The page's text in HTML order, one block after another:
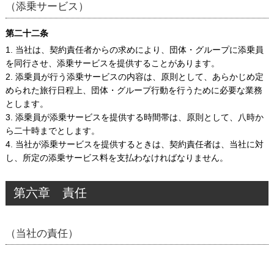
（添乗サービス）
第二十二条
1. 当社は、契約責任者からの求めにより、団体・グループに添乗員
を同行させ、添乗サービスを提供することがあります。
2. 添乗員が行う添乗サービスの内容は、原則として、あらかじめ定
められた旅行日程上、団体・グループ行動を行うために必要な業務
とします。
3. 添乗員が添乗サービスを提供する時間帯は、原則として、八時か
ら二十時までとします。
4. 当社が添乗サービスを提供するときは、契約責任者は、当社に対
し、所定の添乗サービス料を支払わなければなりません。
第六章 責任
（当社の責任）